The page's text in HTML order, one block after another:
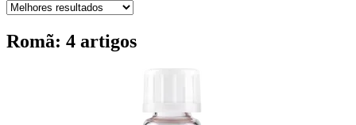
Romã: 4 artigos